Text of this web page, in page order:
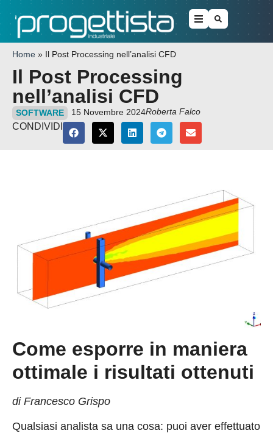
Home » Il Post Processing nell’analisi CFD
Il Post Processing
nell’analisi CFD
SOFTWARE 15 Novembre 2024Roberta Falco
CONDIVIDI
Come esporre in maniera
ottimale i risultati ottenuti
di Francesco Grispo
Qualsiasi analista sa una cosa: puoi aver effettuato